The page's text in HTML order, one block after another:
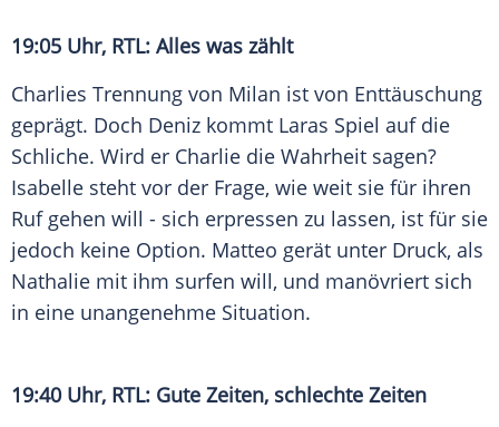
19:05 Uhr, RTL: Alles was zählt
Charlies Trennung von Milan ist von Enttäuschung
geprägt. Doch Deniz kommt Laras Spiel auf die
Schliche. Wird er Charlie die Wahrheit sagen?
Isabelle steht vor der Frage, wie weit sie für ihren
Ruf gehen will - sich erpressen zu lassen, ist für sie
jedoch keine Option. Matteo gerät unter Druck, als
Nathalie mit ihm surfen will, und manövriert sich
in eine unangenehme Situation.
19:40 Uhr, RTL: Gute Zeiten, schlechte Zeiten